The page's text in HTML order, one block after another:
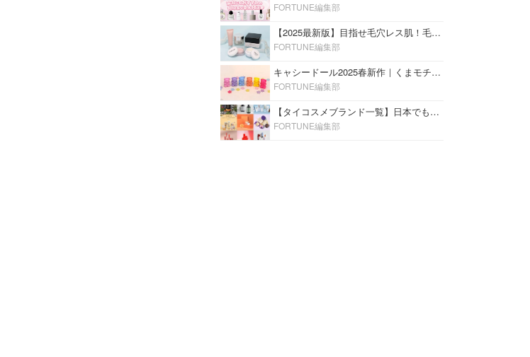
FORTUNE編集部
【2025最新版】目指せ毛穴レス肌！毛穴を埋めて隠す「おすすめ部分用下地＆プライマー」ランキング♡
FORTUNE編集部
キャシードール2025春新作｜くまモチーフのミニリップ「シャイニーベア リップモイスト」をレビュー♡
FORTUNE編集部
【タイコスメブランド一覧】日本でも人気沸騰中の“タイコスメ”ブランド20選！
FORTUNE編集部